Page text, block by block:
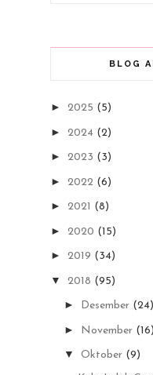
BLOG
► 2025 (5)
► 2024 (2)
► 2023 (3)
► 2022 (6)
► 2021 (8)
► 2020 (15)
► 2019 (34)
▼ 2018 (95)
► Desember (24)
► November (16)
▼ Oktober (9)